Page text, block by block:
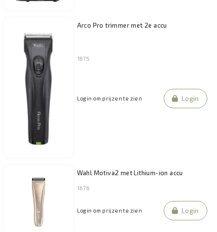
Arco Pro trimmer met 2e accu
1675
Login om prijzen te zien Login
Wahl Motiva2 met Lithium-ion accu
1676
Login om prijzen te zien Login